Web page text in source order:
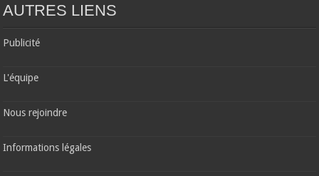
AUTRES LIENS
Publicité
L'équipe
Nous rejoindre
Informations légales